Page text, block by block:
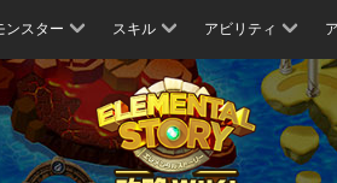
ンスター スキル アビリティ